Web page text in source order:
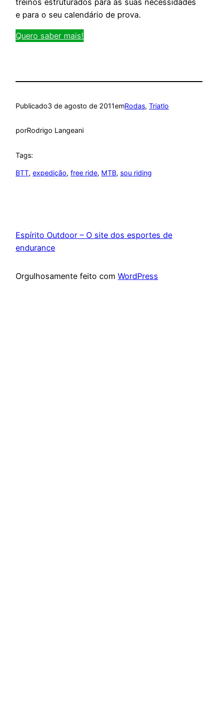
treinos estruturados para as suas necessidades
e para o seu calendário de prova.
Quero saber mais!
Publicado3 de agosto de 2011emRodas, Triatlo
porRodrigo Langeani
Tags:
BTT, expedição, free ride, MTB, sou riding
Espírito Outdoor – O site dos esportes de
endurance
Orgulhosamente feito com WordPress